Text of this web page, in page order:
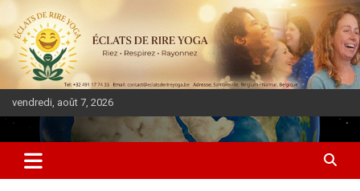
vendredi, août 7, 2026
DIASPORA PULSE